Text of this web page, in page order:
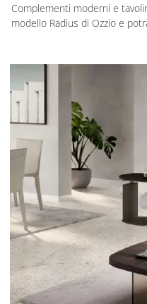
Complementi moderni e
modello Radius di Ozzio e